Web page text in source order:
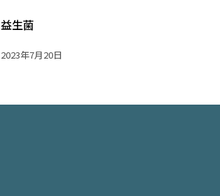
益生菌
2023年7月20日